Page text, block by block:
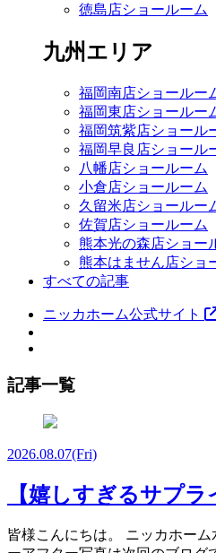
徳島店ショールーム
九州エリア
福岡南店ショールー
福岡東店ショールー
福岡筑紫店ショール
福岡早良店ショール
八幡店ショールーム
小倉店ショールーム
久留米店ショールー
佐賀店ショールーム
熊本光の森店ショー
熊本はません店ショ
すべての記事
ニッカホーム公式サイト
記事一覧
2026.08.07(Fri)
【嬉しすぎるサプ
皆様こんにちは。 ニッカホー